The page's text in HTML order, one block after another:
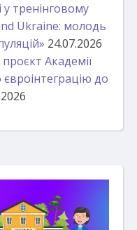
тренінговому
Ukraine: молодь
24.07.2026
Академії
євроінтеграцію до